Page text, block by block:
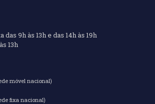
das 9h às 13h e das 14h às 19h
13h
móvel nacional)
fixa nacional)